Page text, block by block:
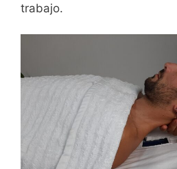
trabajo.